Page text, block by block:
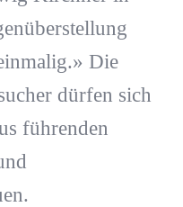
Die
dürfen sich
führenden